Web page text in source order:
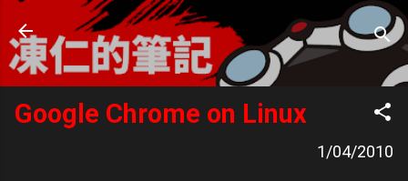
跳到主要內容
凍仁的筆記
- https://note.drx.tw
Google Chrome on Linux
1/04/2010